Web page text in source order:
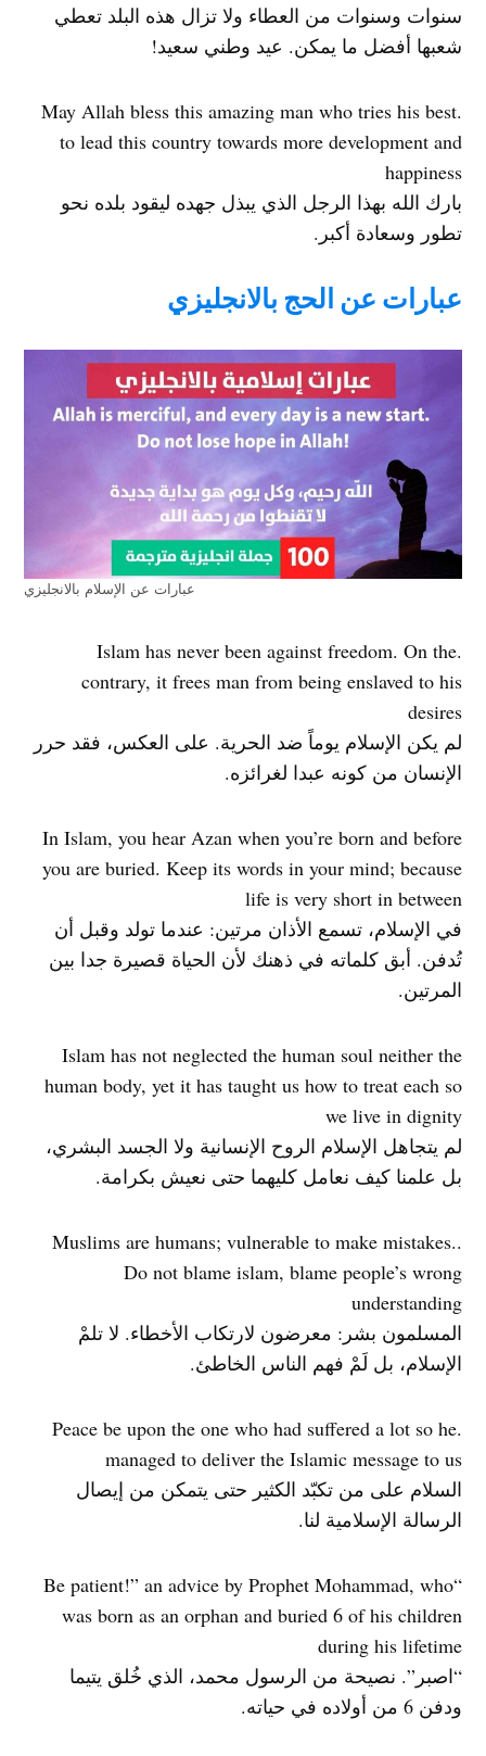
سنوات وسنوات من العطاء ولا تزال هذه البلد تعطي
شعبها أفضل ما يمكن. عيد وطني سعيد!
.May Allah bless this amazing man who tries his best
to lead this country towards more development and
happiness
بارك الله بهذا الرجل الذي يبذل جهده ليقود بلده نحو
تطور وسعادة أكبر.
عبارات عن الحج بالانجليزي
عبارات عن الإسلام بالانجليزي
.Islam has never been against freedom. On the
contrary, it frees man from being enslaved to his
desires
لم يكن الإسلام يوماً ضد الحرية. على العكس، فقد حرر
الإنسان من كونه عبدا لغرائزه.
In Islam, you hear Azan when you’re born and before
you are buried. Keep its words in your mind; because
life is very short in between
في الإسلام، تسمع الأذان مرتين: عندما تولد وقبل أن
تُدفن. أبق كلماته في ذهنك لأن الحياة قصيرة جدا بين
المرتين.
Islam has not neglected the human soul neither the
human body, yet it has taught us how to treat each so
we live in dignity
لم يتجاهل الإسلام الروح الإنسانية ولا الجسد البشري،
بل علمنا كيف نعامل كليهما حتى نعيش بكرامة.
.Muslims are humans; vulnerable to make mistakes.
Do not blame islam, blame people’s wrong
understanding
المسلمون بشر: معرضون لارتكاب الأخطاء. لا تلمْ
الإسلام، بل لَمْ فهم الناس الخاطئ.
.Peace be upon the one who had suffered a lot so he
managed to deliver the Islamic message to us
السلام على من تكبّد الكثير حتى يتمكن من إيصال
الرسالة الإسلامية لنا.
“Be patient!” an advice by Prophet Mohammad, who
was born as an orphan and buried 6 of his children
during his lifetime
“اصبر”. نصيحة من الرسول محمد، الذي خُلق يتيما
ودفن 6 من أولاده في حياته.